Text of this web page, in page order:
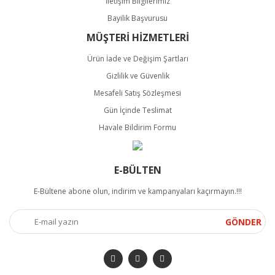
Bayilik Başvurusu
MÜŞTERİ HİZMETLERİ
Ürün İade ve Değişim Şartları
Gizlilik ve Güvenlik
Mesafeli Satış Sözleşmesi
Gün İçinde Teslimat
Havale Bildirim Formu
E-BÜLTEN
E-Bültene abone olun, indirim ve kampanyaları kaçırmayın.!!!
GÖNDER